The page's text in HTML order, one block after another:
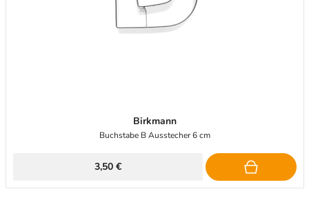
Birkmann
Buchstabe B Ausstecher 6 cm
3,50 €